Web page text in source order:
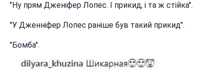
"Ну прям Дженіфер Лопес. І прикид, і та ж стійка".
"У Дженніфер Лопес раніше був такий прикид".
"Бомба".